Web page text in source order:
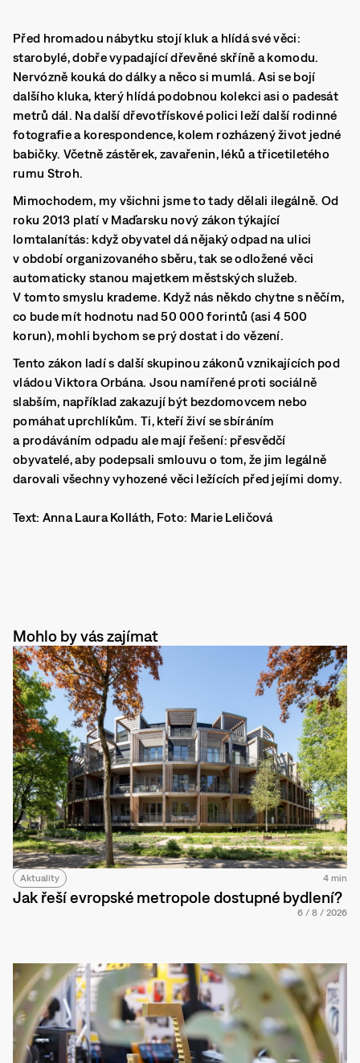
Před hromadou nábytku stojí kluk a hlídá své věci:
starobylé, dobře vypadající dřevěné skříně a komodu.
Nervózně kouká do dálky a něco si mumlá. Asi se bojí
dalšího kluka, který hlídá podobnou kolekci asi o padesát
metrů dál. Na další dřevotřískové polici leží další rodinné
fotografie a korespondence, kolem rozházený život jedné
babičky. Včetně zástěrek, zavařenin, léků a třicetiletého
rumu Stroh.
Mimochodem, my všichni jsme to tady dělali ilegálně. Od
roku 2013 platí v Maďarsku nový zákon týkající
lomtalanítás: když obyvatel dá nějaký odpad na ulici
v období organizovaného sběru, tak se odložené věci
automaticky stanou majetkem městských služeb.
V tomto smyslu krademe. Když nás někdo chytne s něčím,
co bude mít hodnotu nad 50 000 forintů (asi 4 500
korun), mohli bychom se prý dostat i do vězení.
Tento zákon ladí s další skupinou zákonů vznikajících pod
vládou Viktora Orbána. Jsou namířené proti sociálně
slabším, například zakazují být bezdomovcem nebo
pomáhat uprchlíkům. Ti, kteří živí se sbíráním
a prodáváním odpadu ale mají řešení: přesvědčí
obyvatelé, aby podepsali smlouvu o tom, že jim legálně
darovali všechny vyhozené věci ležících před jejími domy.
Text: Anna Laura Kolláth, Foto: Marie Leličová
Mohlo by vás zajímat
Aktuality 4 min
Jak řeší evropské metropole dostupné bydlení?
6 / 8 / 2026